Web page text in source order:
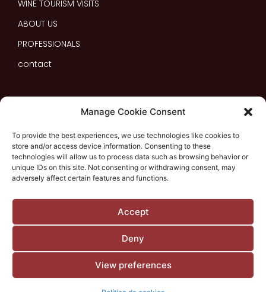
Manage Cookie Consent
To provide the best experiences, we use technologies like cookies to
store and/or access device information. Consenting to these
technologies will allow us to process data such as browsing behavior or
unique IDs on this site. Not consenting or withdrawing consent, may
adversely affect certain features and functions.
Accept
Deny
View preferences
WINE TOURISM VISITS
ABOUT US
PROFESSIONALS
contact
With the support of:
TERRES DE VIDALBA SL ©2026 / Design and